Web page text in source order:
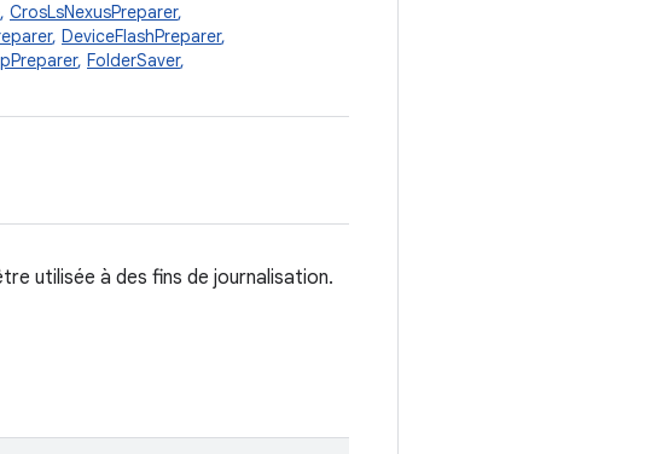
, CrosLsNexusPreparer,
, DeviceFlashPreparer,
, FolderSaver,
utilisée à des fins de journalisation.